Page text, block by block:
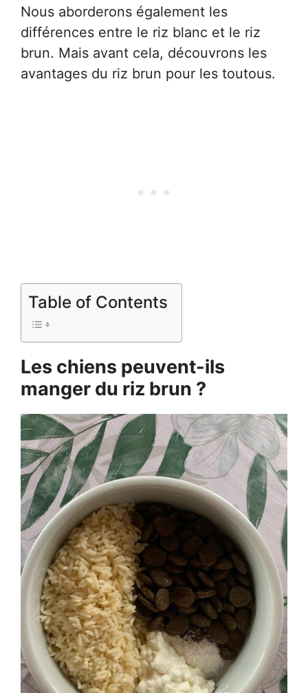
Nous aborderons également les
différences entre le riz blanc et le riz
brun. Mais avant cela, découvrons les
avantages du riz brun pour les toutous.
Table of Contents
Les chiens peuvent-ils
manger du riz brun ?